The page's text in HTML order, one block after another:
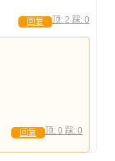
顶: 2 踩: 0
回复
顶: 0 踩: 0
回复